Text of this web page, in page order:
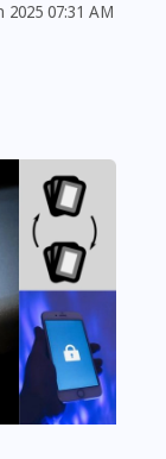
2025 07:31 AM